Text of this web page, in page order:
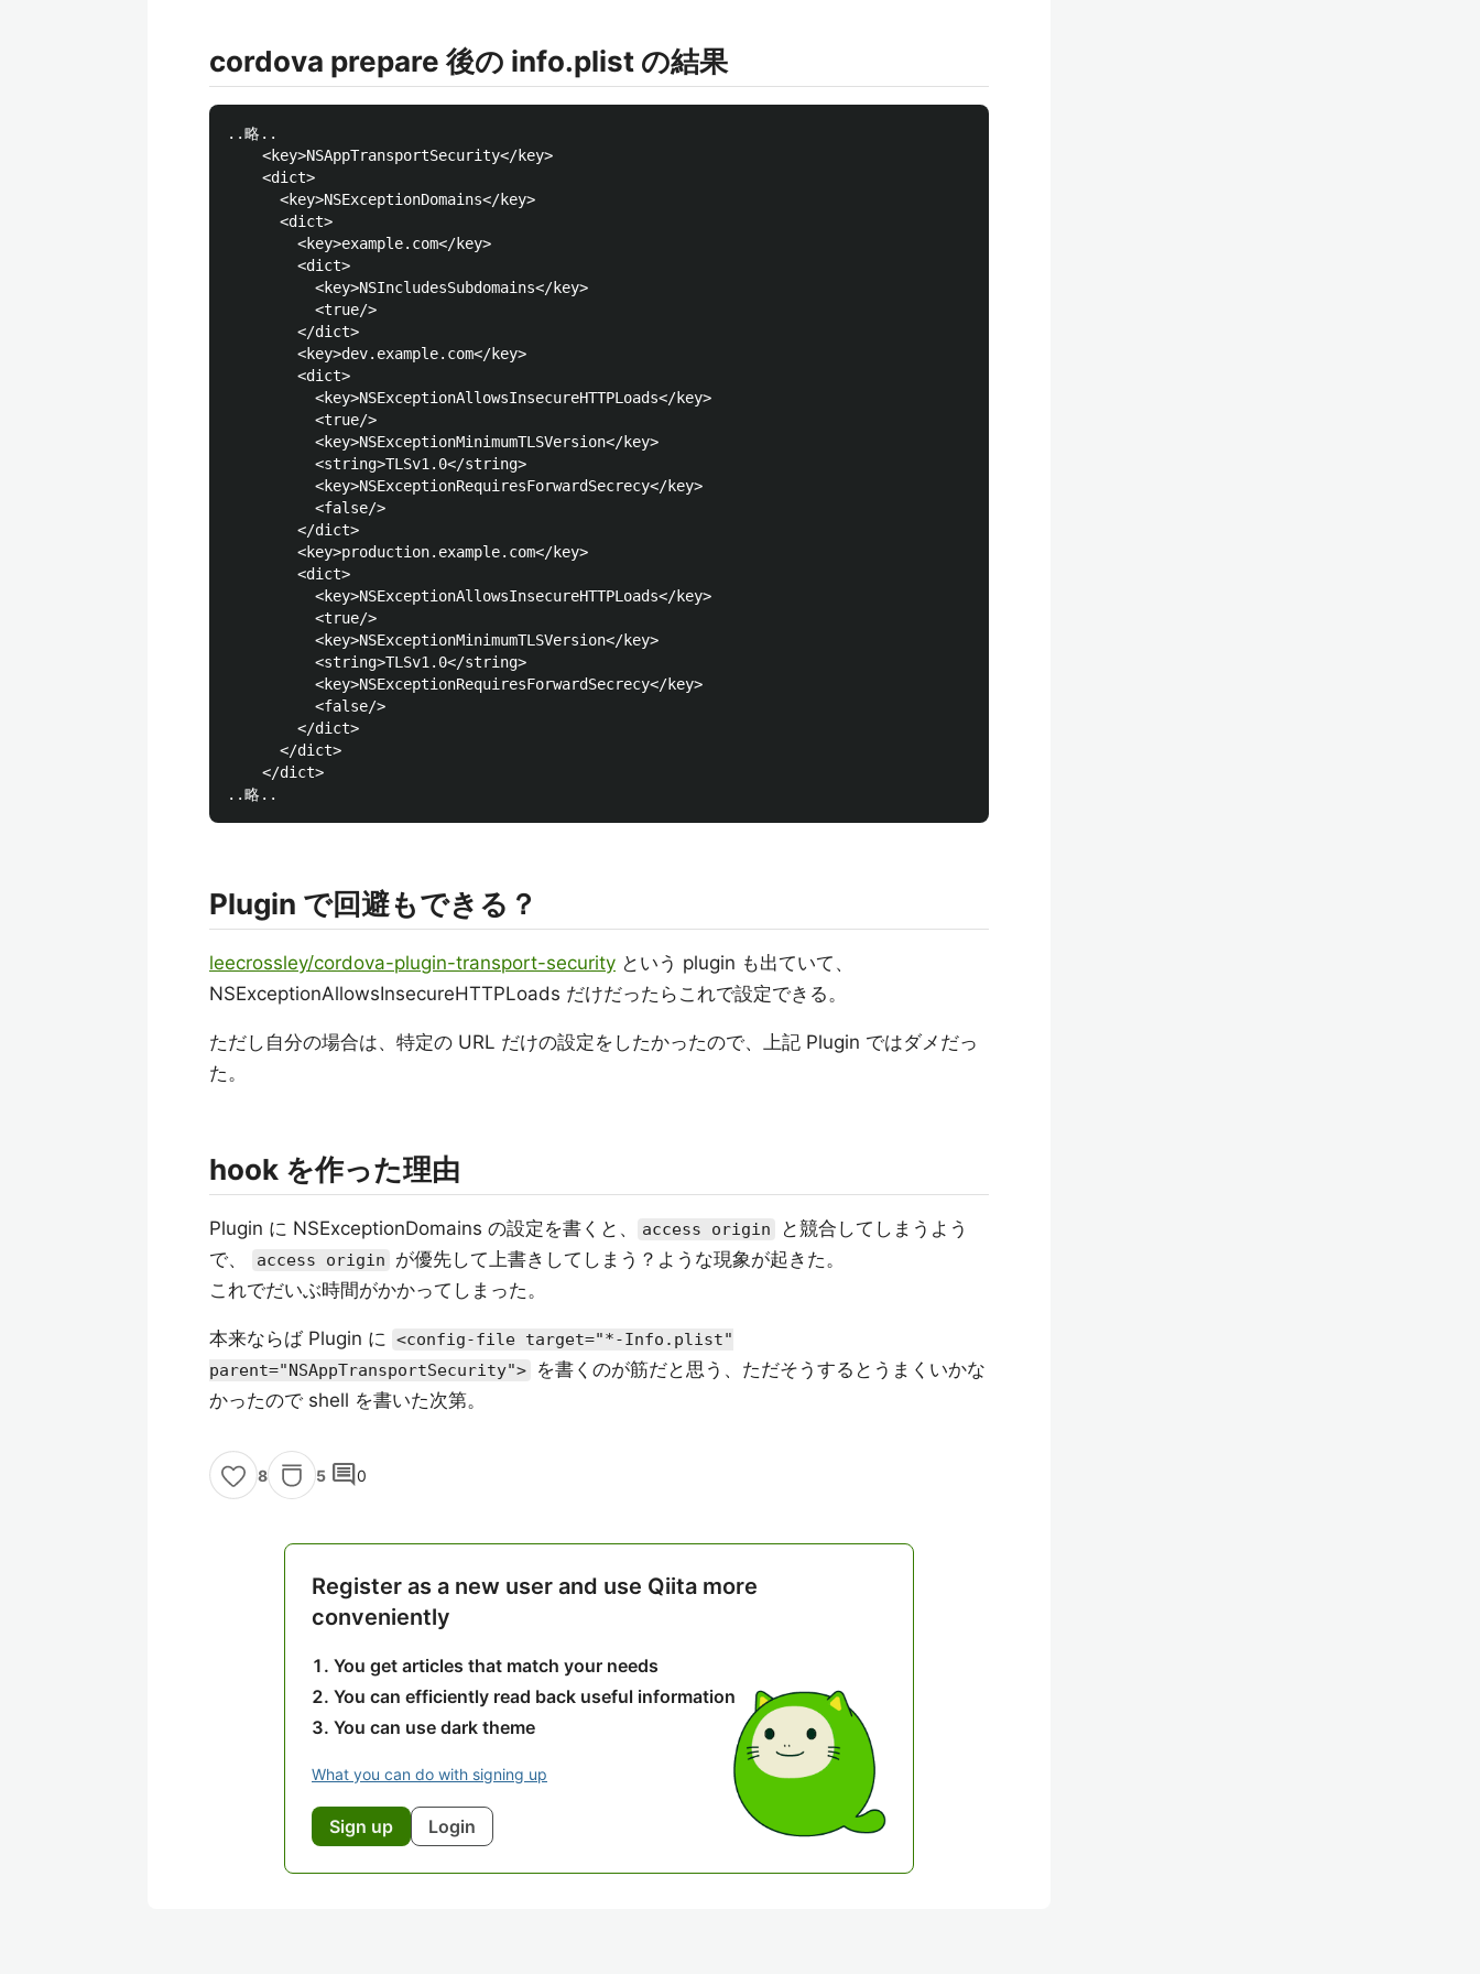
cordova prepare 後の info.plist の結果
..略..
    <key>NSAppTransportSecurity</key>
    <dict>
      <key>NSExceptionDomains</key>
      <dict>
        <key>example.com</key>
        <dict>
          <key>NSIncludesSubdomains</key>
          <true/>
        </dict>
        <key>dev.example.com</key>
        <dict>
          <key>NSExceptionAllowsInsecureHTTPLoads</key>
          <true/>
          <key>NSExceptionMinimumTLSVersion</key>
          <string>TLSv1.0</string>
          <key>NSExceptionRequiresForwardSecrecy</key>
          <false/>
        </dict>
        <key>production.example.com</key>
        <dict>
          <key>NSExceptionAllowsInsecureHTTPLoads</key>
          <true/>
          <key>NSExceptionMinimumTLSVersion</key>
          <string>TLSv1.0</string>
          <key>NSExceptionRequiresForwardSecrecy</key>
          <false/>
        </dict>
      </dict>
    </dict>
Plugin で回避もできる？
leecrossley/cordova-plugin-transport-security という plugin も出ていて、
NSExceptionAllowsInsecureHTTPLoads だけだったらこれで設定できる。
ただし自分の場合は、特定の URL だけの設定をしたかったので、上記 Plugin ではダメだっ
た。
hook を作った理由
Plugin に NSExceptionDomains の設定を書くと、 access origin
と競合してしまうよう
で、
access origin
が優先して上書きしてしまう？ような現象が起きた。
これでだいぶ時間がかかってしまった。
本来ならば Plugin に <config-file target="*-Info.plist"
parent="NSAppTransportSecurity">
を書くのが筋だと思う、ただそうするとうまくいかな
かったので shell を書いた次第。
8 5 comment0
Register as a new user and use Qiita more
conveniently
You get articles that match your needs
You can efficiently read back useful information
You can use dark theme
What you can do with signing up
Sign up Login